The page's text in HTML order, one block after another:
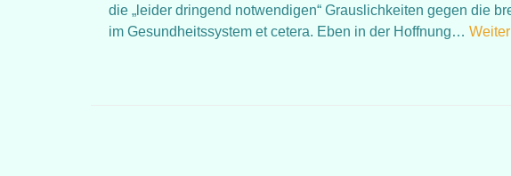
die „leider dringend notwendigen“ Grauslichkeiten gegen die
im Gesundheitssystem et cetera. Eben in der Hoffnung…